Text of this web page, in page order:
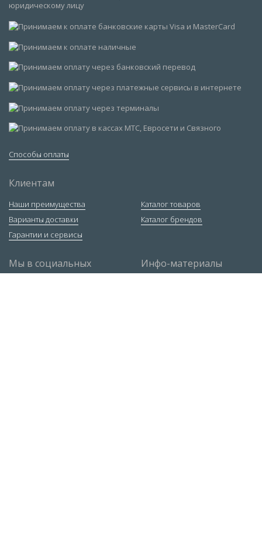
Способы оплаты
Клиентам
Наши преимущества
Варианты доставки
Гарантии и сервисы
Каталог товаров
Каталог брендов
Мы в социальных
сетях
Инфо-материалы